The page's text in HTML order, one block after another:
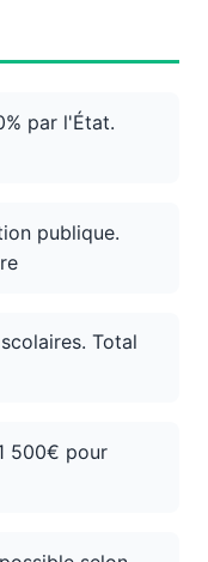
par l'État.
publique.
Total
500€ pour